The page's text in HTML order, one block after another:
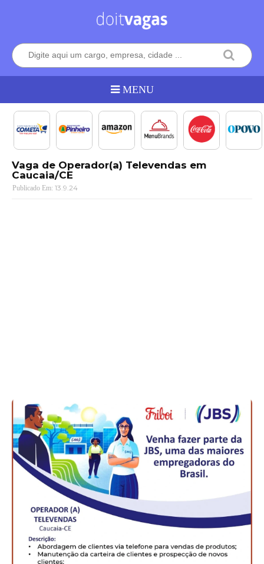
Vaga de Operador(a) Televendas em
Caucaia/CE
13.9.24